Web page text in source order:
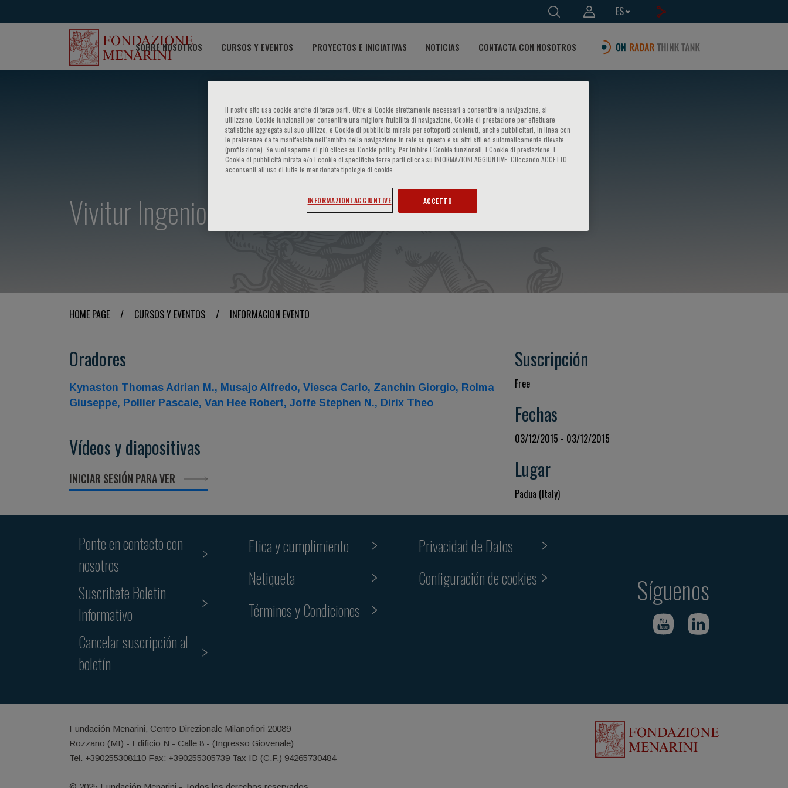
ES
SOBRE NOSOTROS CURSOS Y EVENTOS PROYECTOS E INICIATIVAS NOTICIAS CONTACTA CON NOSOTROS
Vivitur Ingenio. A tribute to Andreas Vesalius
HOME PAGE / CURSOS Y EVENTOS / INFORMACION EVENTO
Oradores
Kynaston Thomas Adrian M., Musajo Alfredo, Viesca Carlo, Zanchin Giorgio, Rolma
Giuseppe, Pollier Pascale, Van Hee Robert, Joffe Stephen N., Dirix Theo
Vídeos y diapositivas
INICIAR SESIÓN PARA VER
Suscripción
Free
Fechas
03/12/2015 - 03/12/2015
Lugar
Padua (Italy)
Ponte en contacto con
nosotros
Suscribete Boletin
Informativo
Cancelar suscripción al
boletín
Etica y cumplimiento
Netiqueta
Términos y Condiciones
Privacidad de Datos
Configuración de cookies
Síguenos
Fundación Menarini, Centro Direzionale Milanofiori 20089
Rozzano (MI) - Edificio N - Calle 8 - (Ingresso Giovenale)
Tel. +390255308110 Fax: +390255305739 Tax ID (C.F.) 94265730484
Il nostro sito usa cookie anche di terze parti. Oltre ai Cookie strettamente necessari a consentire la navigazione, si
utilizzano, Cookie funzionali per consentire una migliore fruibilità di navigazione, Cookie di prestazione per effettuare
statistiche aggregate sul suo utilizzo, e Cookie di pubblicità mirata per sottoporti contenuti, anche pubblicitari, in linea con
le preferenze da te manifestate nell‘ambito della navigazione in rete su questo e su altri siti ed automaticamente rilevate
(profilazione). Se vuoi saperne di più clicca su Cookie policy. Per inibire i Cookie funzionali, i Cookie di prestazione, i
Cookie di pubblicità mirata e/o i cookie di specifiche terze parti clicca su INFORMAZIONI AGGIUNTIVE. Cliccando ACCETTO
acconsenti all’uso di tutte le menzionate tipologie di cookie.
INFORMAZIONI AGGIUNTIVE ACCETTO